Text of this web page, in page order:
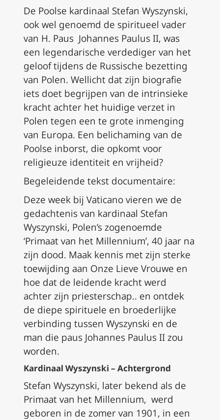
De Poolse kardinaal Stefan Wyszynski,
ook wel genoemd de spiritueel vader
van H. Paus Johannes Paulus II, was
een legendarische verdediger van het
geloof tijdens de Russische bezetting
van Polen. Wellicht dat zijn biografie
iets doet begrijpen van de intrinsieke
kracht achter het huidige verzet in
Polen tegen een te grote inmenging
van Europa. Een belichaming van de
Poolse inborst, die opkomt voor
religieuze identiteit en vrijheid?
Begeleidende tekst documentaire:
Deze week bij Vaticano vieren we de
gedachtenis van kardinaal Stefan
Wyszynski, Polen’s zogenoemde
‘Primaat van het Millennium’, 40 jaar na
zijn dood. Maak kennis met zijn sterke
toewijding aan Onze Lieve Vrouwe en
hoe dat de leidende kracht werd
achter zijn priesterschap.. en ontdek
de diepe spirituele en broederlijke
verbinding tussen Wyszynski en de
man die paus Johannes Paulus II zou
worden.
Kardinaal Wyszynski – Achtergrond
Stefan Wyszynski, later bekend als de
Primaat van het Millennium, werd
geboren in de zomer van 1901, in een